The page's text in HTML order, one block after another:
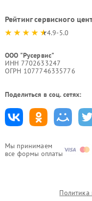
Мы принимаем
все формы оплаты
Рейтинг сервисного
4.9-5.0
ООО "Русервис"
ИНН 7702633247
ОГРН 1077746335776
Поделиться в соц. сетях:
Политика